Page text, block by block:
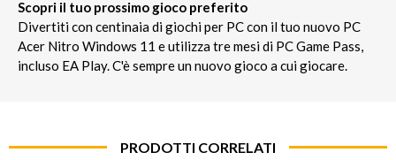
Scopri il tuo prossimo gioco preferito
Divertiti con centinaia di giochi per PC con il tuo nuovo PC
Acer Nitro Windows 11 e utilizza tre mesi di PC Game Pass,
incluso EA Play. C'è sempre un nuovo gioco a cui giocare.
PRODOTTI CORRELATI